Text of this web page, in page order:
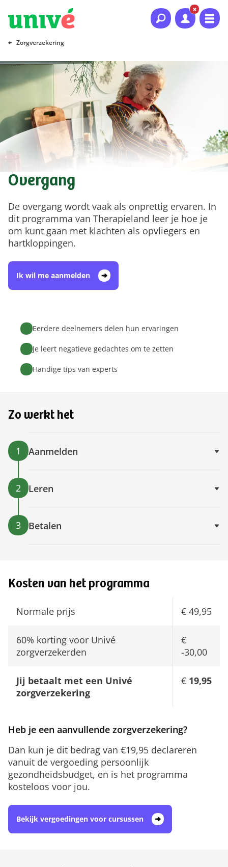
Naar hoofdinhoud
Naar hoofdnavigatie
Naar footer
Zorgverzekering
Overgang
De overgang wordt vaak als onprettig ervaren. In
dit programma van Therapieland leer je hoe je
om kunt gaan met klachten als opvliegers en
hartkloppingen.
Ik wil me aanmelden
Eerdere deelnemers delen hun ervaringen
Je leert negatieve gedachtes om te zetten
Handige tips van experts
Zo werkt het
1 Aanmelden
2 Leren
3 Betalen
Kosten van het programma
Normale prijs € 49,95
60% korting voor Univé
zorgverzekerden
€
-30,00
Jij betaalt met een Univé
zorgverzekering
€ 19,95
Heb je een aanvullende zorgverzekering?
Dan kun je dit bedrag van €19,95 declareren
vanuit de vergoeding persoonlijk
gezondheidsbudget, en is het programma
kosteloos voor jou.
Bekijk vergoedingen voor cursussen